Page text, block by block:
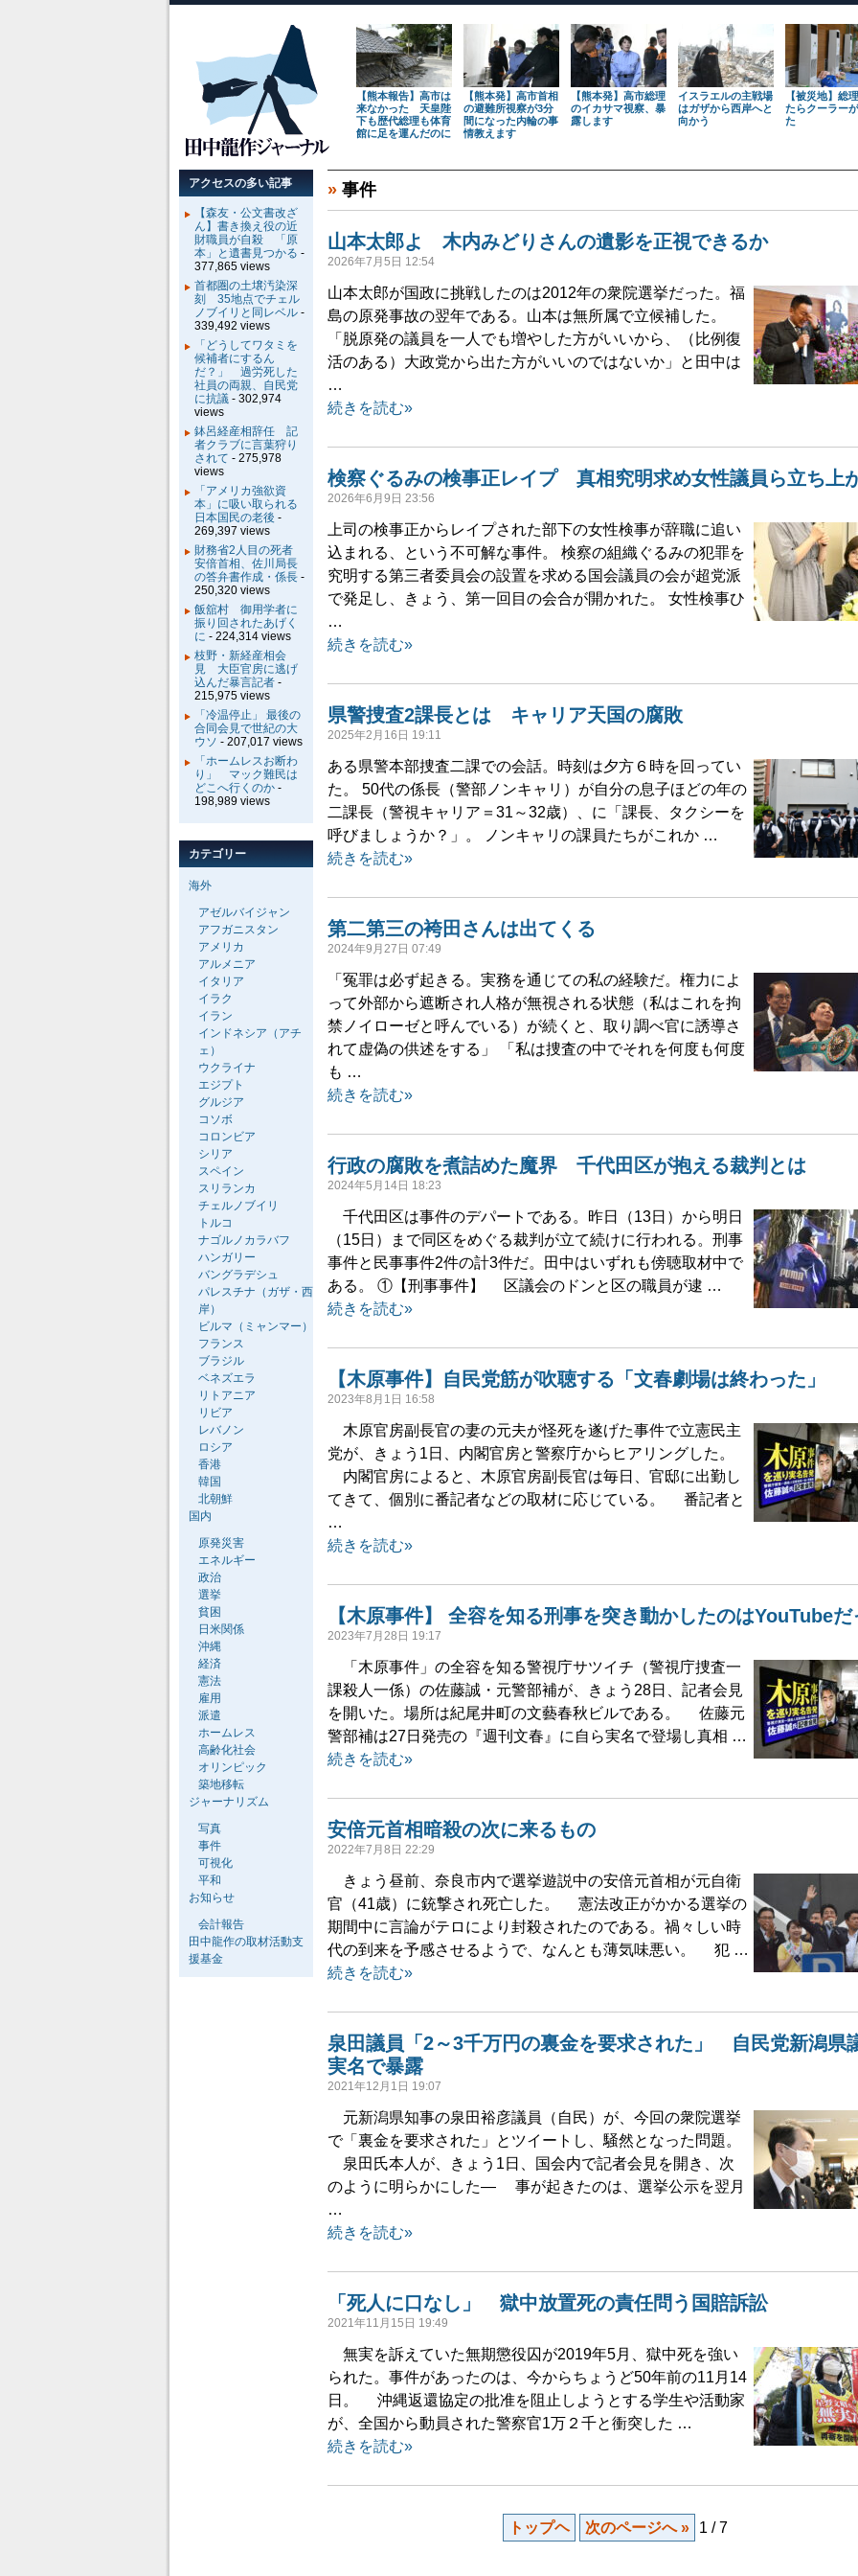
【熊本報告】高市は
来なかった 天皇陛
下も歴代総理も体育
館に足を運んだのに
【熊本発】高市首相
の避難所視察が3分
間になった内輪の事
情教えます
【熊本発】高市総理
のイカサマ視察、暴
露します
イスラエルの主戦場
はガザから西岸へと
向かう
【被災地】総
たらクーラー
た
» 事件
山本太郎よ 木内みどりさんの遺影を正視できるか
2026年7月5日 12:54
山本太郎が国政に挑戦したのは2012年の衆院選挙だった。福
島の原発事故の翌年である。山本は無所属で立候補した。
「脱原発の議員を一人でも増やした方がいいから、（比例復
活のある）大政党から出た方がいいのではないか」と田中は
…
続きを読む»
検察ぐるみの検事正レイプ 真相究明求め女性議員ら立ち上
2026年6月9日 23:56
上司の検事正からレイプされた部下の女性検事が辞職に追い
込まれる、という不可解な事件。 検察の組織ぐるみの犯罪を
究明する第三者委員会の設置を求める国会議員の会が超党派
で発足し、きょう、第一回目の会合が開かれた。 女性検事ひ
…
続きを読む»
県警捜査2課長とは キャリア天国の腐敗
2025年2月16日 19:11
ある県警本部捜査二課での会話。時刻は夕方６時を回ってい
た。 50代の係長（警部ノンキャリ）が自分の息子ほどの年の
二課長（警視キャリア＝31～32歳）、に「課長、タクシーを
呼びましょうか？」。 ノンキャリの課員たちがこれか …
続きを読む»
第二第三の袴田さんは出てくる
2024年9月27日 07:49
「冤罪は必ず起きる。実務を通じての私の経験だ。権力によ
って外部から遮断され人格が無視される状態（私はこれを拘
禁ノイローゼと呼んでいる）が続くと、取り調べ官に誘導さ
れて虚偽の供述をする」 「私は捜査の中でそれを何度も何度
も …
続きを読む»
行政の腐敗を煮詰めた魔界 千代田区が抱える裁判とは
2024年5月14日 18:23
千代田区は事件のデパートである。昨日（13日）から明日
（15日）まで同区をめぐる裁判が立て続けに行われる。刑事
事件と民事事件2件の計3件だ。田中はいずれも傍聴取材中で
ある。 ①【刑事事件】 区議会のドンと区の職員が逮 …
続きを読む»
【木原事件】自民党筋が吹聴する「文春劇場は終わった」
2023年8月1日 16:58
木原官房副長官の妻の元夫が怪死を遂げた事件で立憲民主
党が、きょう1日、内閣官房と警察庁からヒアリングした。
内閣官房によると、木原官房副長官は毎日、官邸に出勤し
てきて、個別に番記者などの取材に応じている。 番記者と
…
続きを読む»
【木原事件】 全容を知る刑事を突き動かしたのはYouTubeだ
2023年7月28日 19:17
「木原事件」の全容を知る警視庁サツイチ（警視庁捜査一
課殺人一係）の佐藤誠・元警部補が、きょう28日、記者会見
を開いた。場所は紀尾井町の文藝春秋ビルである。 佐藤元
警部補は27日発売の『週刊文春』に自ら実名で登場し真相 …
続きを読む»
安倍元首相暗殺の次に来るもの
2022年7月8日 22:29
きょう昼前、奈良市内で選挙遊説中の安倍元首相が元自衛
官（41歳）に銃撃され死亡した。 憲法改正がかかる選挙の
期間中に言論がテロにより封殺されたのである。禍々しい時
代の到来を予感させるようで、なんとも薄気味悪い。 犯 …
続きを読む»
泉田議員「2～3千万円の裏金を要求された」 自民党新潟県
実名で暴露
2021年12月1日 19:07
元新潟県知事の泉田裕彦議員（自民）が、今回の衆院選挙
で「裏金を要求された」とツイートし、騒然となった問題。
泉田氏本人が、きょう1日、国会内で記者会見を開き、次
のように明らかにした― 事が起きたのは、選挙公示を翌月
…
続きを読む»
「死人に口なし」 獄中放置死の責任問う国賠訴訟
2021年11月15日 19:49
無実を訴えていた無期懲役囚が2019年5月、獄中死を強い
られた。事件があったのは、今からちょうど50年前の11月14
日。 沖縄返還協定の批准を阻止しようとする学生や活動家
が、全国から動員された警察官1万２千と衝突した …
続きを読む»
トップヘ 次のページへ » 1 / 7
アクセスの多い記事
【森友・公文書改ざ
ん】書き換え役の近
財職員が自殺 「原
本」と遺書見つかる -
377,865 views
首都圏の土壌汚染深
刻 35地点でチェル
ノブイリと同レベル -
339,492 views
「どうしてワタミを
候補者にするん
だ？」 過労死した
社員の両親、自民党
に抗議 - 302,974
views
鉢呂経産相辞任 記
者クラブに言葉狩り
されて - 275,978
views
「アメリカ強欲資
本」に吸い取られる
日本国民の老後 -
269,397 views
財務省2人目の死者
安倍首相、佐川局長
の答弁書作成・係長 -
250,320 views
飯舘村 御用学者に
振り回されたあげく
に - 224,314 views
枝野・新経産相会
見 大臣官房に逃げ
込んだ暴言記者 -
215,975 views
「冷温停止」 最後の
合同会見で世紀の大
ウソ - 207,017 views
「ホームレスお断わ
り」 マック難民は
どこへ行くのか -
198,989 views
カテゴリー
海外
アゼルバイジャン
アフガニスタン
アメリカ
アルメニア
イタリア
イラク
イラン
インドネシア（アチ
ェ）
ウクライナ
エジプト
グルジア
コソボ
コロンビア
シリア
スペイン
スリランカ
チェルノブイリ
トルコ
ナゴルノカラバフ
ハンガリー
バングラデシュ
パレスチナ（ガザ・西
岸）
ビルマ（ミャンマー）
フランス
ブラジル
ベネズエラ
リトアニア
リビア
レバノン
ロシア
香港
韓国
北朝鮮
国内
原発災害
エネルギー
政治
選挙
貧困
日米関係
沖縄
経済
憲法
雇用
派遣
ホームレス
高齢化社会
オリンピック
築地移転
ジャーナリズム
写真
事件
可視化
平和
お知らせ
会計報告
田中龍作の取材活動支
援基金